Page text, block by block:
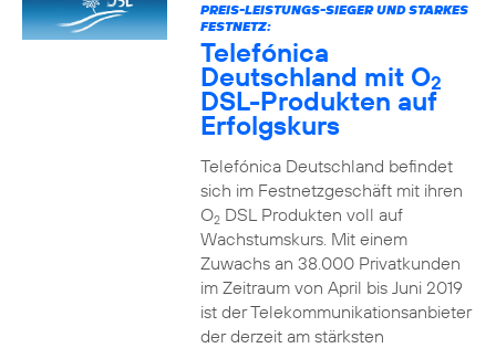
PREIS-LEISTUNGS-SIEGER UND STARKES
FESTNETZ:
Telefónica
Deutschland mit O2
DSL-Produkten auf
Erfolgskurs
Telefónica Deutschland befindet
sich im Festnetzgeschäft mit ihren
O2DSL Produkten voll auf
Wachstumskurs. Mit einem
Zuwachs an 38.000 Privatkunden
im Zeitraum von April bis Juni 2019
ist der Telekommunikationsanbieter
der derzeit am stärksten